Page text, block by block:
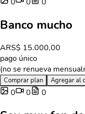
Banco mucho
ARS$ 15.000,00
pago único
(no se renueva
Comprar plan Agregar al
0 0 0